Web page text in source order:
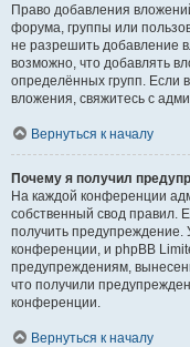
Право добавления
форума, группы или
не разрешить добавление
возможно, что добавлять
определённых групп. Если
вложения, свяжитесь с
Вернуться к началу
Почему я получил
На каждой конференции
собственный свод правил.
получить предупреждение.
конференции, и phpBB
предупреждениям,
что получили
конференции.
Вернуться к началу